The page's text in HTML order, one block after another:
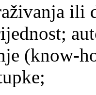
ili
(know-